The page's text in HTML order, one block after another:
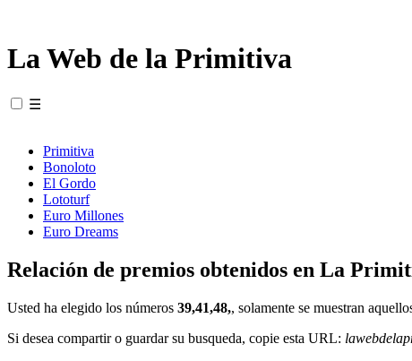
La Web de la Primitiva
☰
Primitiva
Bonoloto
El Gordo
Lototurf
Euro Millones
Euro Dreams
Relación de premios obtenidos en La
Usted ha elegido los números 39,41,48,, solamente se muestran
Si desea compartir o guardar su busqueda, copie esta URL: